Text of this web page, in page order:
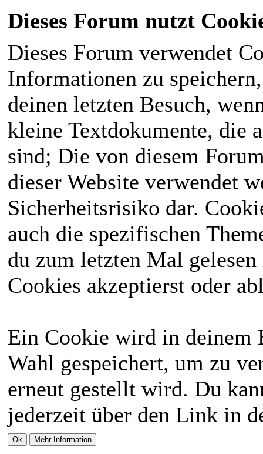
Dieses Forum nutzt
Dieses Forum verwendet
Informationen zu
deinen letzten Besuch,
kleine Textdokumente, die
sind; Die von diesem
dieser Website verwendet
Sicherheitsrisiko dar.
auch die spezifischen
du zum letzten Mal
Cookies akzeptierst oder
Ein Cookie wird in deinem
Wahl gespeichert, um zu
erneut gestellt wird. Du
jederzeit über den Link in